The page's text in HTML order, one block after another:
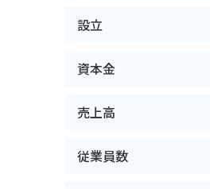
設立
資本金
売上高
従業員数